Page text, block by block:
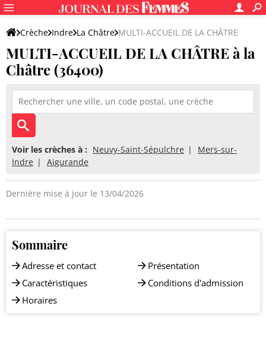
Crèche Indre La Châtre MULTI-ACCUEIL DE LA CHÂTRE
MULTI-ACCUEIL DE LA CHÂTRE à la
Châtre (36400)
Voir les crèches à : Neuvy-Saint-Sépulchre
Mers-sur-
Indre
Aigurande
Dernière mise à jour le 13/04/2026
Sommaire
Adresse et contact
Caractéristiques
Horaires
Présentation
Conditions d'admission